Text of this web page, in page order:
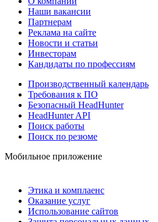
Наши вакансии
Партнерам
Реклама на сайте
Новости и статьи
Инвесторам
Кандидаты по профессиям
Производственный календарь
Требования к ПО
Безопасный HeadHunter
HeadHunter API
Поиск работы
Поиск по резюме
Мобильное приложение
Этика и комплаенс
Оказание услуг
Использование сайтов